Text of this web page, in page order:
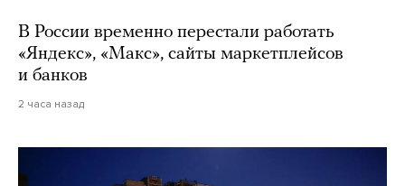
В России временно перестали работать
«Яндекс», «Макс», сайты маркетплейсов
и банков
2 часа назад